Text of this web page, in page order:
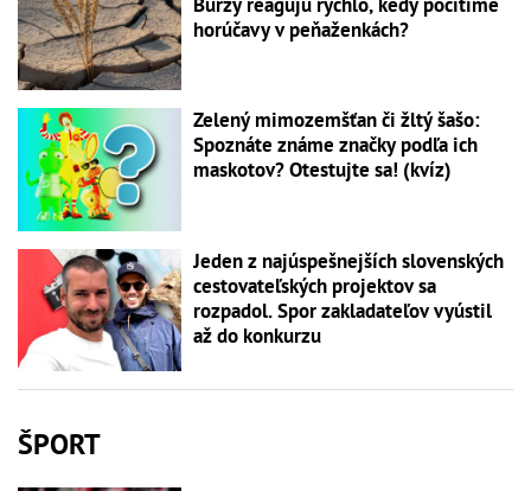
horúčavy v peňaženkách?
Zelený mimozemšťan či žltý šašo:
Spoznáte známe značky podľa ich
maskotov? Otestujte sa! (kvíz)
Jeden z najúspešnejších slovenských
cestovateľských projektov sa
rozpadol. Spor zakladateľov vyústil
až do konkurzu
ŠPORT